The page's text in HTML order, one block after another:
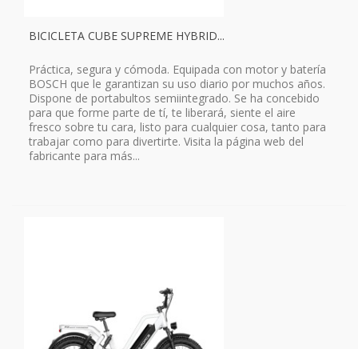
BICICLETA CUBE SUPREME HYBRID...
Práctica, segura y cómoda. Equipada con motor y batería
BOSCH que le garantizan su uso diario por muchos años.
Dispone de portabultos semiintegrado. Se ha concebido
para que forme parte de tí, te liberará, siente el aire
fresco sobre tu cara, listo para cualquier cosa, tanto para
trabajar como para divertirte. Visita la página web del
fabricante para más...